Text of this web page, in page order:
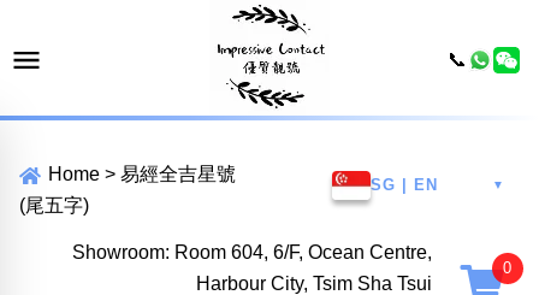
Home > 易經全吉星號
(尾五字)
SG | EN ▼
Showroom: Room 604, 6/F, Ocean Centre,
Harbour City, Tsim Sha Tsui
📞